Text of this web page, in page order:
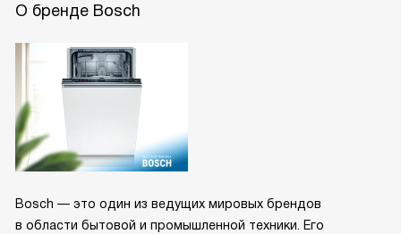
О бренде Bosch
Bosch — это один из ведущих мировых брендов
в области бытовой и промышленной техники. Его